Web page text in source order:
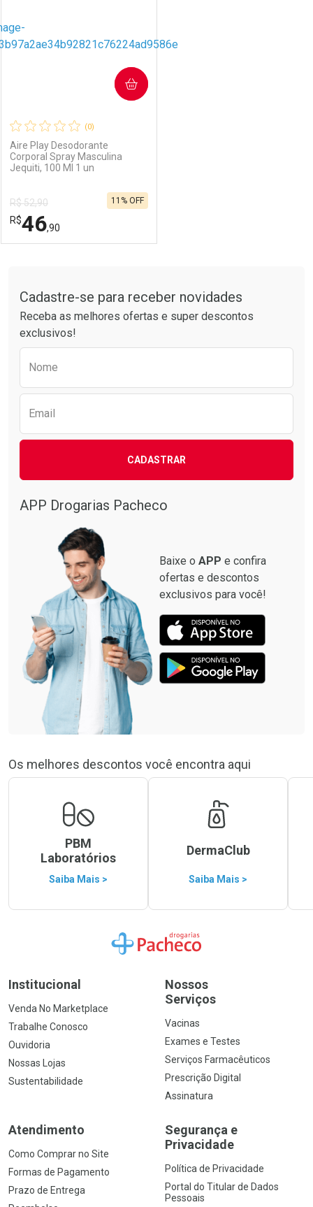
(0)
Aire Play Desodorante
Corporal Spray Masculina
Jequiti, 100 Ml 1 un
R$ 52,90
R$46,90
11% OFF
COMPRAR
Laboratório
Comprar sem Desconto
Por Menos
Comprar sem Desconto
Por R$ 46,90/cada
Cadastre-se para receber novidades
Receba as melhores ofertas e super descontos
exclusivos!
Nome
Email
CADASTRAR
APP Drogarias Pacheco
Baixe o APP e confira
ofertas e descontos
exclusivos para você!
Os melhores descontos você encontra aqui
PBM
Laboratórios
Saiba Mais >
DermaClub
Saiba Mais >
Ir para a Home
Institucional
Venda No Marketplace
Trabalhe Conosco
Ouvidoria
Nossas Lojas
Sustentabilidade
Nossos
Serviços
Vacinas
Exames e Testes
Serviços Farmacêuticos
Prescrição Digital
Assinatura
Atendimento
Como Comprar no Site
Formas de Pagamento
Prazo de Entrega
Segurança e
Privacidade
Política de Privacidade
Portal do Titular de Dados
Pessoais